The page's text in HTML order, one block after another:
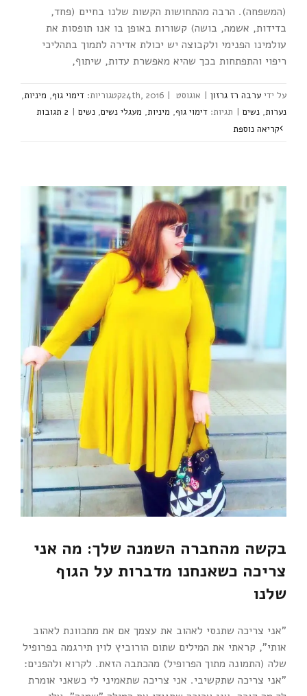
(המשפחה). הרבה מהתחושות הקשות שלנו בחיים (פחד,
בדידות, אשמה, בושה) קשורות באופן בו אנו תופסות את
עולמינו הפנימי ולקבוצה יש יכולת אדירה לתמוך בתהליכי
ריפוי והתפתחות בכך שהיא מאפשרת עדות, שיתוף,
ערבה רז גרזון | אוגוסט 24th, 2016 | דימוי גוף, מיניות,
נערות, נשים | דימוי גוף, מיניות, מעגלי נשים, נשים | 2 ‎תגובות
בקשה מהחברה השמנה שלך: מה אני
צריכה כשאנחנו מדברות על הגוף
שלנו
"אני צריכה שתנסי לאהוב את עצמך אם את מתכוונת לאהוב
אותי", קראתי את המילים שתום הורוביץ לוין תירגמה בפרופיל
שלה (התמונה מתוך הפרופיל) מהכתבה הזאת. לקרוא ולהפנים:
"אני צריכה שתקשיבי. אני צריכה שתאמיני לי כשאני אומרת